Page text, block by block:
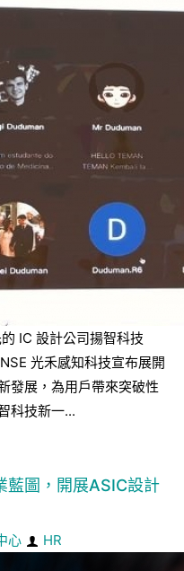
IC 設計公司揚智科技
光禾感知科技宣布展開
發展，為用戶帶來突破性
科技新一...
藍圖，開展ASIC設計
心 HR